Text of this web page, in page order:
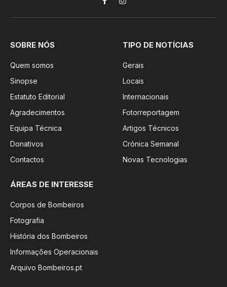
FacebookInstagram
SOBRE NÓS
Quem somos
Sinopse
Estatuto Editorial
Agradecimentos
Equipa Técnica
Donativos
Contactos
TIPO DE NOTÍCIAS
Gerais
Locais
Internacionais
Fotorreportagem
Artigos Técnicos
Crónica Semanal
Novas Tecnologias
ÁREAS DE INTERESSE
Corpos de Bombeiros
Fotografia
História dos Bombeiros
Informações Operacionais
Arquivo Bombeiros.pt